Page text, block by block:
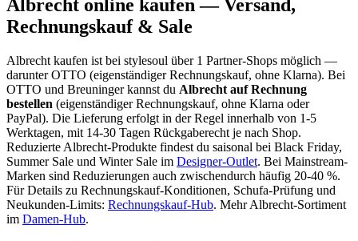
Albrecht online kaufen — Versand,
Rechnungskauf & Sale
Albrecht kaufen ist bei stylesoul über 1 Partner-Shops möglich —
darunterOTTO (eigenständiger Rechnungskauf, ohne Klarna). Bei
OTTO und Breuninger kannst du Albrecht auf Rechnung
bestellen (eigenständiger Rechnungskauf, ohne Klarna oder
PayPal). Die Lieferung erfolgt in der Regel innerhalb von 1-5
Werktagen, mit 14-30 Tagen Rückgaberecht je nach Shop.
Reduzierte Albrecht-Produkte findest du saisonal bei Black Friday,
Summer Sale und Winter Sale im Designer-Outlet. Bei Mainstream-
Marken sind Reduzierungen auch zwischendurch häufig 20-40 %.
Für Details zu Rechnungskauf-Konditionen, Schufa-Prüfung und
Neukunden-Limits: Rechnungskauf-Hub. MehrAlbrecht-Sortiment
im Damen-Hub.